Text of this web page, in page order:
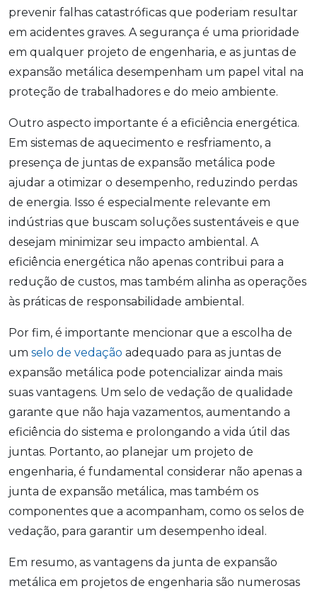
prevenir falhas catastróficas que poderiam resultar
em acidentes graves. A segurança é uma prioridade
em qualquer projeto de engenharia, e as juntas de
expansão metálica desempenham um papel vital na
proteção de trabalhadores e do meio ambiente.
Outro aspecto importante é a eficiência energética.
Em sistemas de aquecimento e resfriamento, a
presença de juntas de expansão metálica pode
ajudar a otimizar o desempenho, reduzindo perdas
de energia. Isso é especialmente relevante em
indústrias que buscam soluções sustentáveis e que
desejam minimizar seu impacto ambiental. A
eficiência energética não apenas contribui para a
redução de custos, mas também alinha as operações
às práticas de responsabilidade ambiental.
Por fim, é importante mencionar que a escolha de
um selo de vedação adequado para as juntas de
expansão metálica pode potencializar ainda mais
suas vantagens. Um selo de vedação de qualidade
garante que não haja vazamentos, aumentando a
eficiência do sistema e prolongando a vida útil das
juntas. Portanto, ao planejar um projeto de
engenharia, é fundamental considerar não apenas a
junta de expansão metálica, mas também os
componentes que a acompanham, como os selos de
vedação, para garantir um desempenho ideal.
Em resumo, as vantagens da junta de expansão
metálica em projetos de engenharia são numerosas